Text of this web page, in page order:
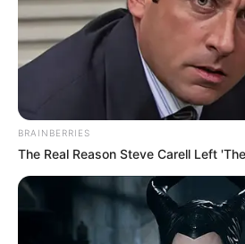
BRAINBERRIES
The Real Reason Steve Carell Left